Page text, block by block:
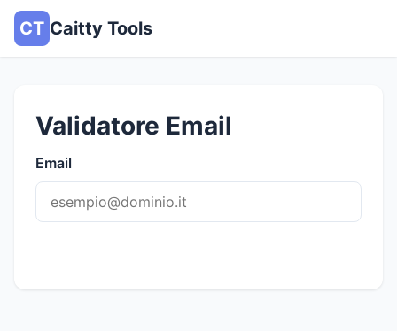
CT Caitty Tools
Validatore Email
Email